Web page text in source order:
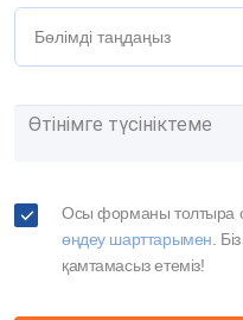
Бөлімді таңдаңыз
Осы форманы толтыра
өңдеу шарттарымен.
қамтамасыз етеміз!